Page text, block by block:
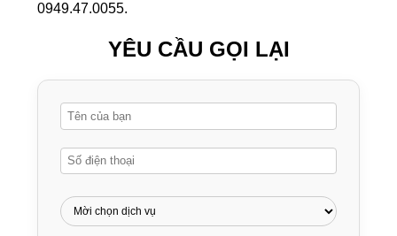
0949.47.0055.
YÊU CẦU GỌI LẠI